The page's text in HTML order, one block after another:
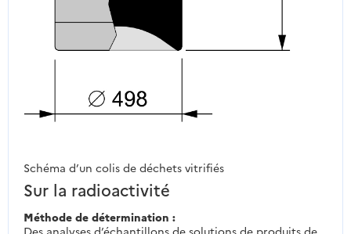
Schéma d’un colis de déchets vitrifiés
Sur la radioactivité
Méthode de détermination :
Des analyses d’échantillons de solutions de produits de